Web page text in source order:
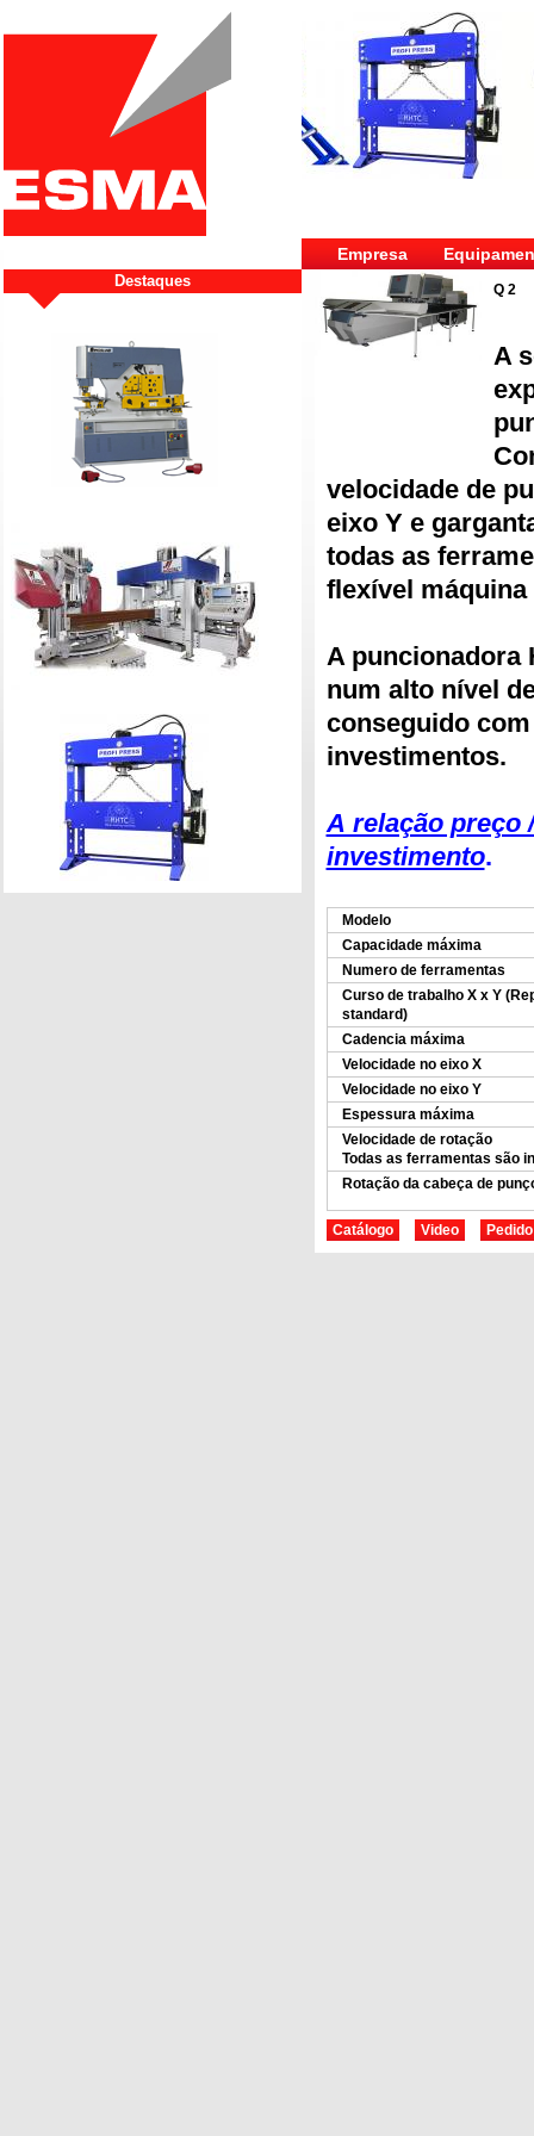
Destaques
Empresa
Q 2
A
velocidade de
eixo Y e
todas as
flexível máquina
A puncionadora
num alto nível
conseguido
investimentos.
A relação preço
investimento.
Modelo
Capacidade máxima
Numero de ferramentas
Curso de trabalho X x Y
standard)
Cadencia máxima
Velocidade no eixo X
Velocidade no eixo Y
Espessura máxima
Velocidade de
Todas as ferramentas são
Rotação da cabeça de
Catálogo Video